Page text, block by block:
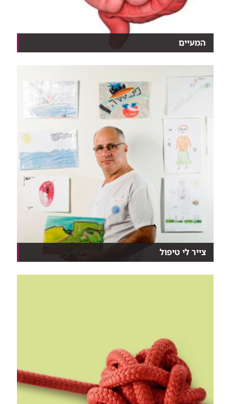
המעיים
10 דברים שלא ידעתם על האיבר הכי ארוך בגוף
צייר לי טיפול
ד"ר ישי לכטר רופא בכיר במכון לגסטרואנטרולוגיה. מטפ...